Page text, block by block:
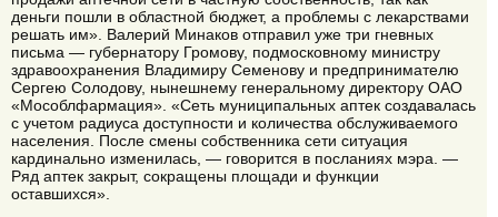
деньги пошли в областной бюджет, а проблемы с лекарствами
решать им». Валерий Минаков отправил уже три гневных
письма — губернатору Громову, подмосковному министру
здравоохранения Владимиру Семенову и предпринимателю
Сергею Солодову, нынешнему генеральному директору ОАО
«Мособлфармация». «Сеть муниципальных аптек создавалась
с учетом радиуса доступности и количества обслуживаемого
населения. После смены собственника сети ситуация
кардинально изменилась, — говорится в посланиях мэра. —
Ряд аптек закрыт, сокращены площади и функции
оставшихся».